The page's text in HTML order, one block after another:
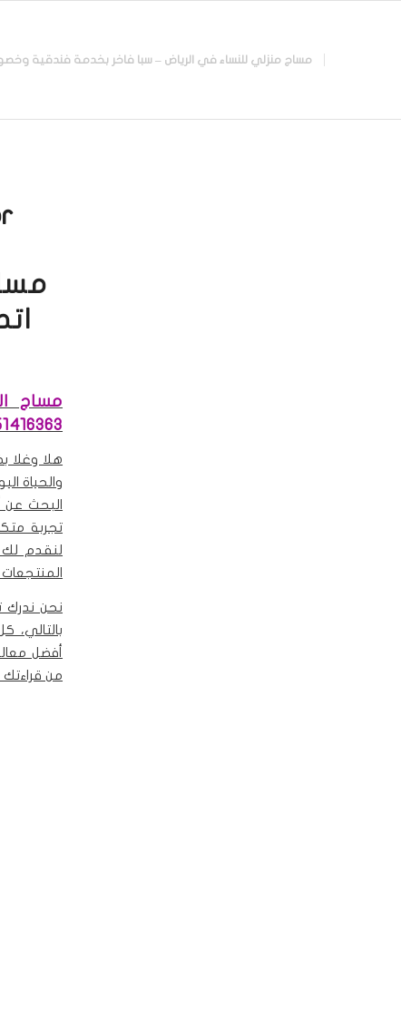
مساج منزلي للنساء في الرياض – سبا فاخر بخدمة فندقية وخصوصية
اتصل
مساج
هلا وغلا
والحياة
البحث
تجربة
لنقدم لك
نحن ندرك
بالتالي،
أفضل
من قراءتك